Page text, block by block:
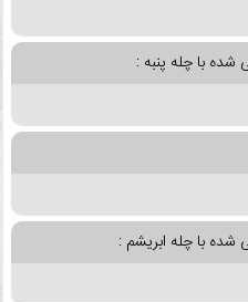
با چله پنبه :
با چله ابریشم :